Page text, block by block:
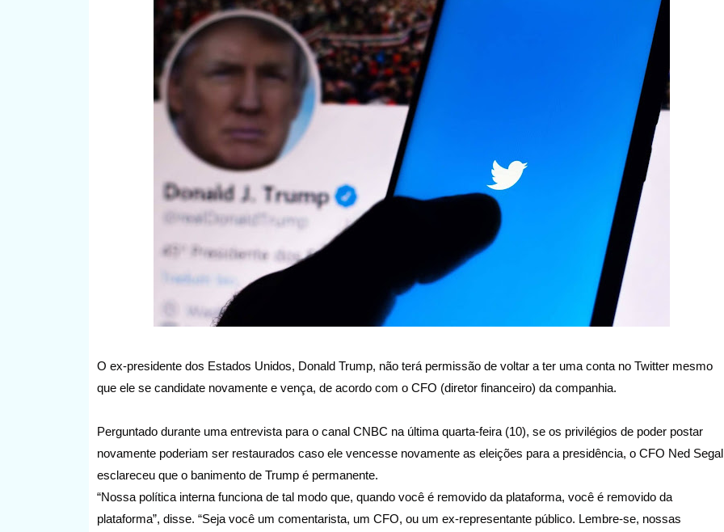
O ex-presidente dos Estados Unidos, Donald Trump, não terá permissão de voltar a ter uma conta no Twitter mesmo
que ele se candidate novamente e vença, de acordo com o CFO (diretor financeiro) da companhia.
Perguntado durante uma entrevista para o canal CNBC na última quarta-feira (10), se os privilégios de poder postar
novamente poderiam ser restaurados caso ele vencesse novamente as eleições para a presidência, o CFO Ned Segal
esclareceu que o banimento de Trump é permanente.
“Nossa política interna funciona de tal modo que, quando você é removido da plataforma, você é removido da
plataforma”, disse. “Seja você um comentarista, um CFO, ou um ex-representante público. Lembre-se, nossas